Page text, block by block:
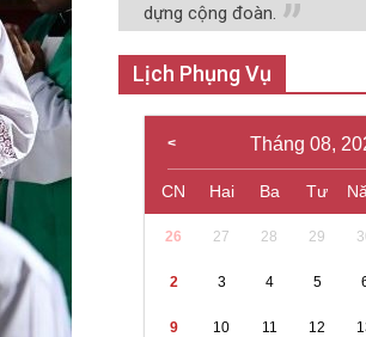
dựng cộng đoàn.
Lịch Phụng Vụ
Tháng 08,
CN Hai Ba Tư
26 27 28 29
2 3 4 5
9 10 11 12